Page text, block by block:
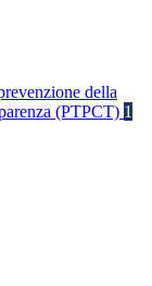
della
(PTPCT) 1